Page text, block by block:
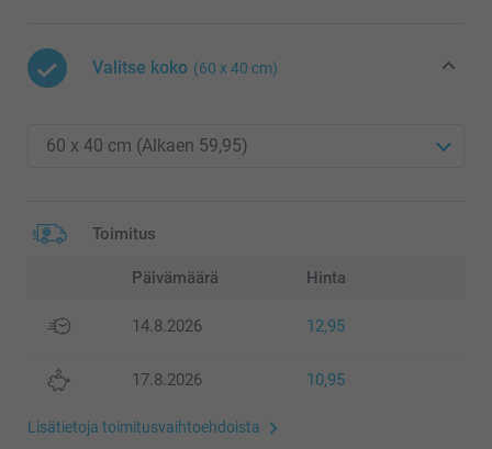
Valitse koko (60 x 40 cm)
Toimitus
Päivämäärä Hinta
14.8.2026 12,95
17.8.2026 10,95
Lisätietoja toimitusvaihtoehdoista